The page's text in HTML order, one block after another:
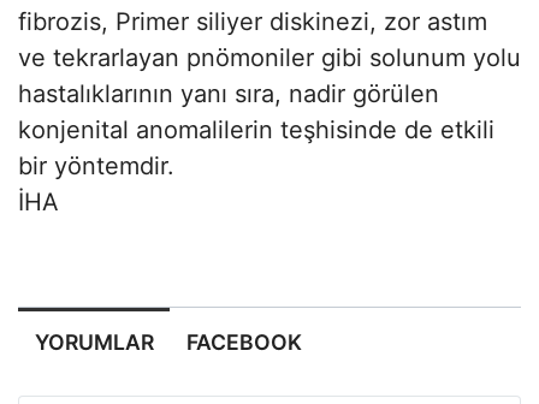
fibrozis, Primer siliyer diskinezi, zor astım
ve tekrarlayan pnömoniler gibi solunum yolu
hastalıklarının yanı sıra, nadir görülen
konjenital anomalilerin teşhisinde de etkili
bir yöntemdir.
İHA
YORUMLAR FACEBOOK